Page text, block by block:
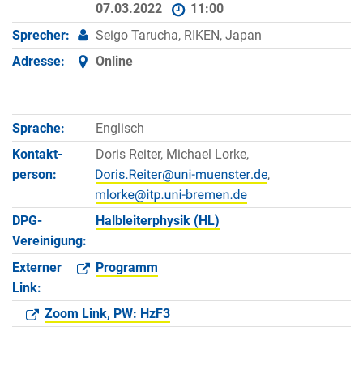
07.03.2022
11:00
Sprecher:
Seigo Tarucha, RIKEN, Japan
Adresse:
Online
Sprache:
Englisch
Kontakt­
person:
Doris Reiter, Michael Lorke,
,
DPG-
Vereinigung:
Halbleiterphysik (HL)
Externer
Link:
Programm
Zoom Link, PW: HzF3